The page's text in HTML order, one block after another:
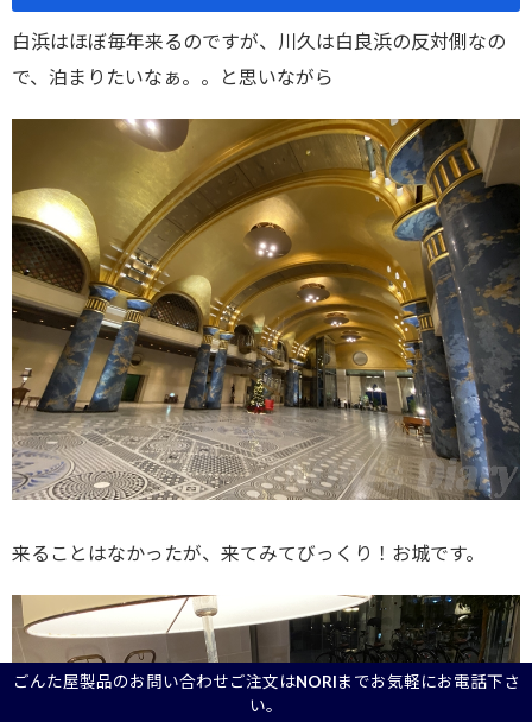
ごんた屋製品のお問い合わせご注文はNORIまでお気軽にお電話下さ
い。
白浜はほぼ毎年来るのですが、川久は白良浜の反対側なの
で、泊まりたいなぁ。。と思いながら
来ることはなかったが、来てみてびっくり！お城です。